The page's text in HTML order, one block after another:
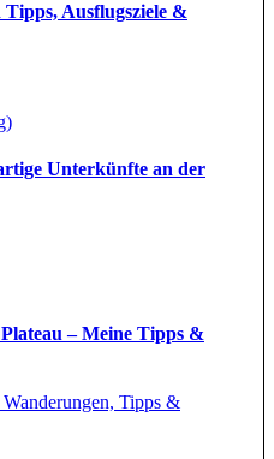
Ausflugsziele &
Unterkünfte an der
– Meine Tipps &